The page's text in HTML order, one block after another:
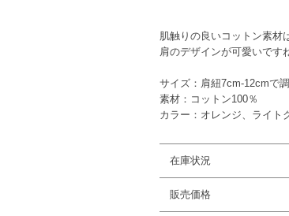
肌触りの良いコットン素材
肩のデザインが可愛いです
サイズ：肩紐7cm-12cmで
素材：コットン100％
カラー：オレンジ、ライト
在庫状況
販売価格